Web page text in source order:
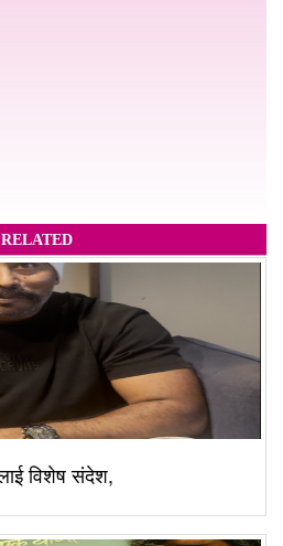
RELATED
विशेष संदेश,